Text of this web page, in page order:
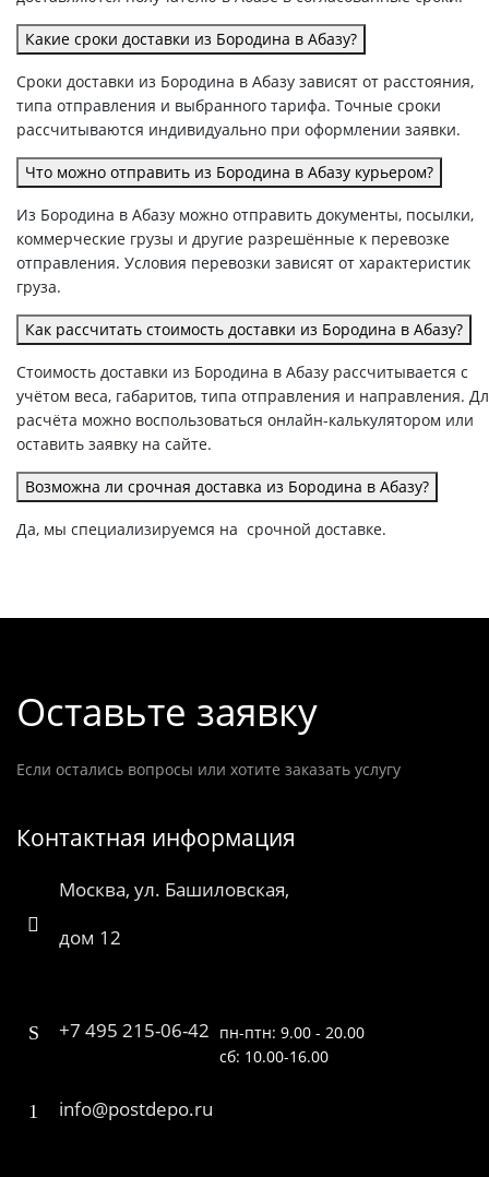
Какие сроки доставки из Бородина в Абазу?
Сроки доставки из Бородина в Абазу зависят от расстояния,
типа отправления и выбранного тарифа. Точные сроки
рассчитываются индивидуально при оформлении заявки.
Что можно отправить из Бородина в Абазу курьером?
Из Бородина в Абазу можно отправить документы, посылки,
коммерческие грузы и другие разрешённые к перевозке
отправления. Условия перевозки зависят от характеристик
груза.
Как рассчитать стоимость доставки из Бородина в Абазу?
Стоимость доставки из Бородина в Абазу рассчитывается с
учётом веса, габаритов, типа отправления и направления.
расчёта можно воспользоваться онлайн-калькулятором или
оставить заявку на сайте.
Возможна ли срочная доставка из Бородина в Абазу?
Да, мы специализируемся на срочной доставке.
Оставьте заявку
Если остались вопросы или хотите заказать услугу
Контактная информация
Москва, ул. Башиловская,
дом 12
+7 495 215-06-42 пн-птн: 9.00 - 20.00
сб: 10.00-16.00
info@postdepo.ru